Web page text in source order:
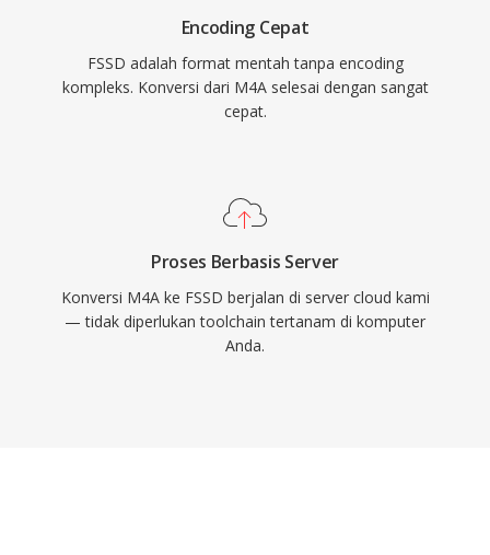
Encoding Cepat
FSSD adalah format mentah tanpa encoding
kompleks. Konversi dari M4A selesai dengan sangat
cepat.
Proses Berbasis Server
Konversi M4A ke FSSD berjalan di server cloud kami
— tidak diperlukan toolchain tertanam di komputer
Anda.